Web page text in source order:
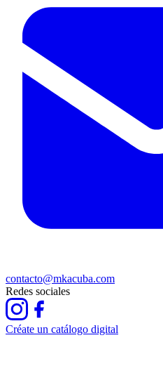
contacto@mkacuba.com
Redes sociales
Créate un catálogo digital